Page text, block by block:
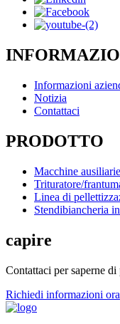
Informazioni
Notizia
Contattaci
PRODOTTO
Macchine ausiliarie
Trituratore/
Linea di
Stendibiancheria
capire
Contattaci per saperne
Richiedi informazioni ora